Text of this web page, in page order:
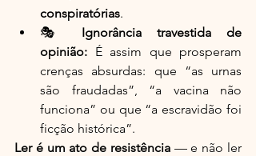
conspiratórias.
🎭 Ignorância travestida de
opinião: É assim que prosperam
crenças absurdas: que “as urnas
são fraudadas”, “a vacina não
funciona” ou que “a escravidão foi
ficção histórica”.
Ler é um ato de resistência — e não ler